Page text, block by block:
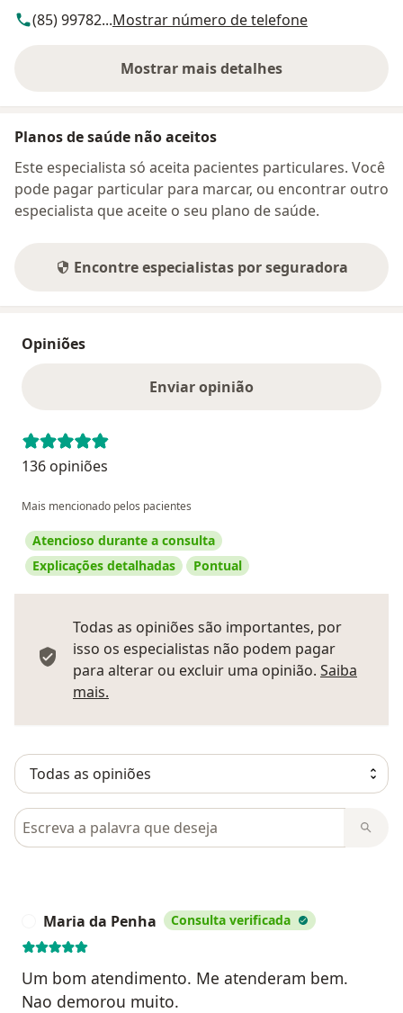
(85) 99782...Mostrar número de telefone
Mostrar mais detalhes
sobre o endereço
Planos de saúde não aceitos
Este especialista só aceita pacientes particulares. Você
pode pagar particular para marcar, ou encontrar outro
especialista que aceite o seu plano de saúde.
Encontre especialistas por seguradora
Opiniões
Enviar opinião
136 opiniões
Mais mencionado pelos pacientes
Atencioso durante a consulta
Explicações detalhadas
Pontual
Todas as opiniões são importantes, por
isso os especialistas não podem pagar
para alterar ou excluir uma opinião. Saiba
mais.
Pesquisar em opiniões
Maria da Penha Consulta verificada
Um bom atendimento. Me atenderam bem.
Nao demorou muito.